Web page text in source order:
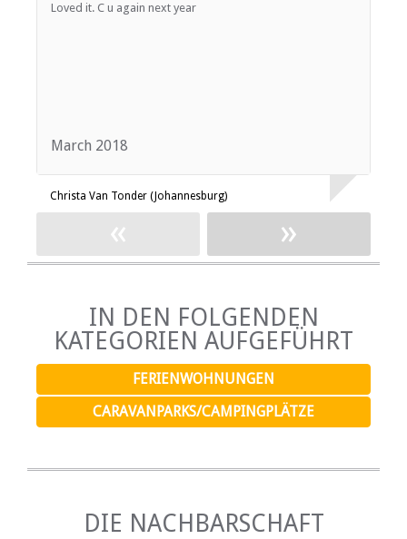
Loved it. C u again next year
March 2018
Christa Van Tonder (Johannesburg)
« »
IN DEN FOLGENDEN
KATEGORIEN AUFGEFÜHRT
FERIENWOHNUNGEN
CARAVANPARKS/CAMPINGPLÄTZE
DIE NACHBARSCHAFT